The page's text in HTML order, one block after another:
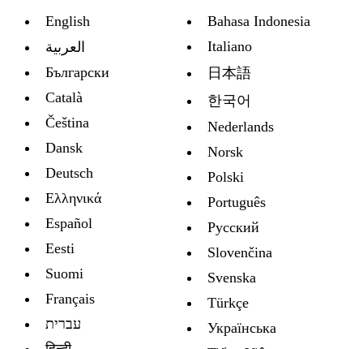
English
العربية
Български
Català
Čeština
Dansk
Deutsch
Ελληνικά
Español
Eesti
Suomi
Français
עברית
Bahasa Indonesia
Italiano
日本語
한국어
Nederlands
Norsk
Polski
Português
Русский
Slovenčina
Svenska
Türkçe
Украïнська